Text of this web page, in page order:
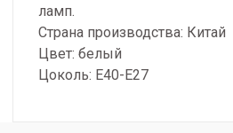
ламп.
Страна производства: Китай
Цвет: белый
Цоколь: E40-E27